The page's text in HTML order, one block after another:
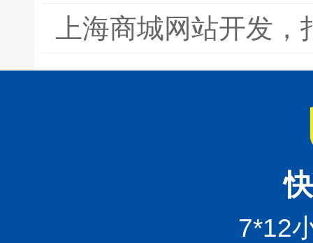
上海商城网站开发
7*12